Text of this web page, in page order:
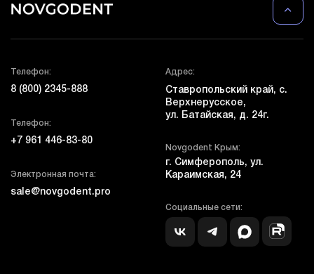
Телефон:
8 (800) 2345-888
Телефон:
+7 961 446-83-80
Электронная почта:
sale@novgodent.pro
Адрес:
Ставропольский край, с.
Верхнерусское,
ул. Батайская, д. 24г.
Novgodent Крым:
г. Симферополь, ул.
Караимская, 24
Социальные сети: